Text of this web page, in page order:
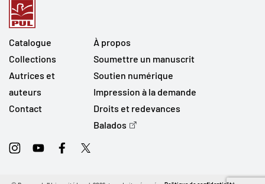
Catalogue
Collections
Autrices et
auteurs
Contact
À propos
Soumettre un manuscrit
Soutien numérique
Impression à la demande
Droits et redevances
Balados
InstagramYoutubeFacebookTwitter